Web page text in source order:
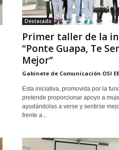
Destacado
Primer taller de la
“Ponte Guapa, Te
Mejor”
Gabinete de Comunicación OSI
Esta iniciativa, promovida por la
pretende proporcionar apoyo a
ayudándolas a verse y sentirse
frente a...